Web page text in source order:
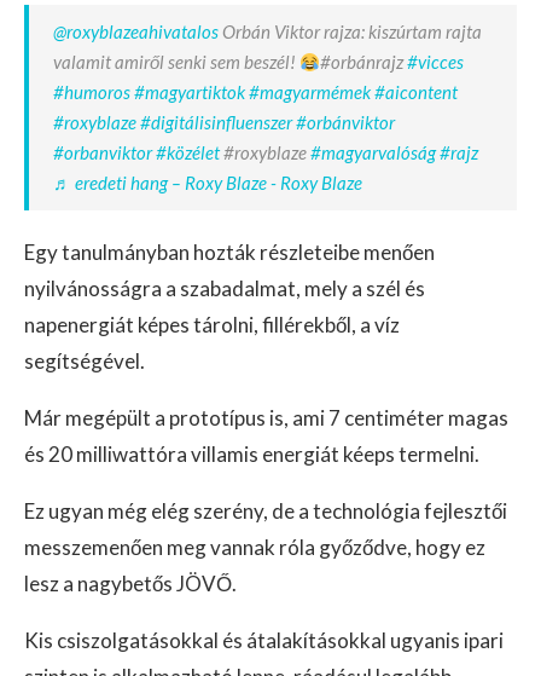
@roxyblazeahivatalosOrbán Viktor rajza: kiszúrtam rajta
valamit amiről senki sem beszél!
#orbánrajz#vicces
#humoros#magyartiktok#magyarmémek#aicontent
#roxyblaze#digitálisinfluenszer#orbánviktor
#orbanviktor#közélet#roxyblaze#magyarvalóság#rajz
♬ eredeti hang – Roxy Blaze - Roxy Blaze
Egy tanulmányban hozták részleteibe menően
nyilvánosságra a szabadalmat, mely a szél és
napenergiát képes tárolni, fillérekből, a víz
segítségével.
Már megépült a prototípus is, ami 7 centiméter magas
és 20 milliwattóra villamis energiát kéeps termelni.
Ez ugyan még elég szerény, de a technológia fejlesztői
messzemenően meg vannak róla győződve, hogy ez
lesz a nagybetős JÖVŐ.
Kis csiszolgatásokkal és átalakításokkal ugyanis ipari